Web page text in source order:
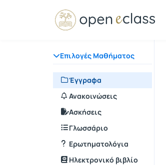
Επιλογές Μαθήματος
Έγγραφα
Ανακοινώσεις
Ασκήσεις
Γλωσσάριο
Ερωτηματολόγια
Ηλεκτρονικό βιβλίο